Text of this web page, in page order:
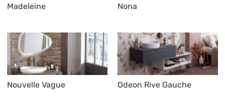
Madeleine Nona
Nouvelle Vague Odeon Rive Gauche